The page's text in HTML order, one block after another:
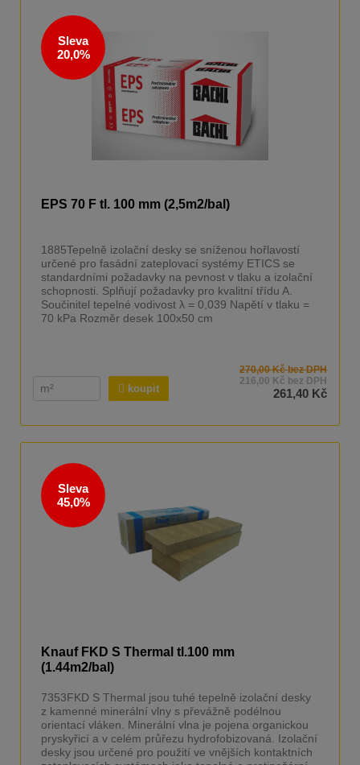
Sleva
20,0%
EPS 70 F tl. 100 mm (2,5m2/bal)
1885Tepelně izolační desky se sníženou hořlavostí
určené pro fasádní zateplovací systémy ETICS se
standardními požadavky na pevnost v tlaku a izolační
schopnosti. Splňují požadavky pro kvalitní třídu A.
Součinitel tepelné vodivost λ = 0,039 Napětí v tlaku =
70 kPa Rozměr desek 100x50 cm
koupit
270,00 Kč bez DPH
216,00 Kč bez DPH
261,40 Kč
Sleva
45,0%
Knauf FKD S Thermal tl.100 mm
(1.44m2/bal)
7353FKD S Thermal jsou tuhé tepelně izolační desky
z kamenné minerální vlny s převážně podélnou
orientací vláken. Minerální vlna je pojena organickou
pryskyřicí a v celém průřezu hydrofobizovaná. Izolační
desky jsou určené pro použití ve vnějších kontaktních